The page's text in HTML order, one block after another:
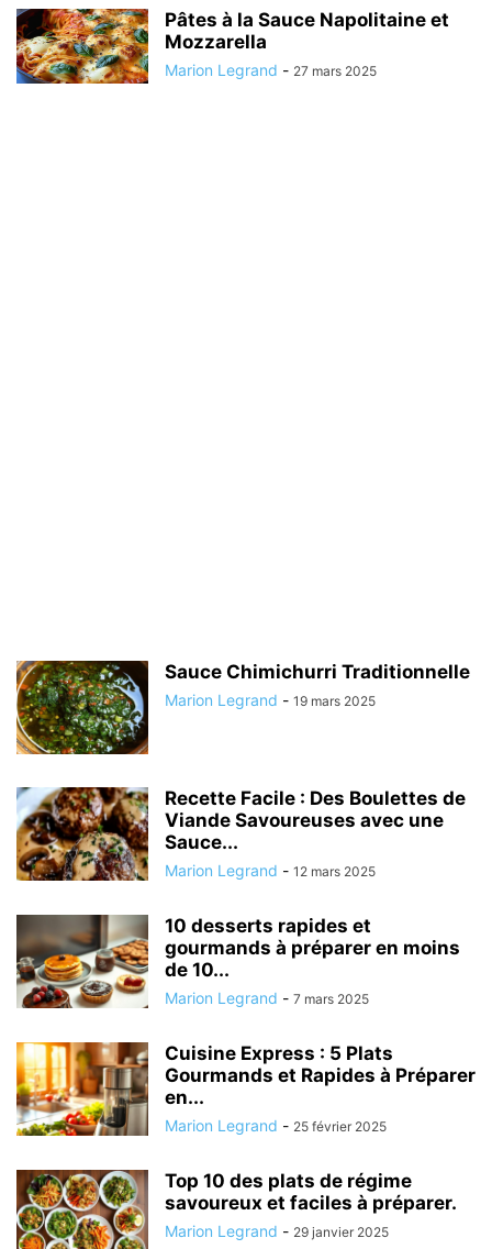
Pâtes à la Sauce Napolitaine et
Mozzarella
Marion Legrand - 27 mars 2025
Sauce Chimichurri Traditionnelle
Marion Legrand - 19 mars 2025
Recette Facile : Des Boulettes de
Viande Savoureuses avec une
Sauce...
Marion Legrand - 12 mars 2025
10 desserts rapides et
gourmands à préparer en moins
de 10...
Marion Legrand - 7 mars 2025
Cuisine Express : 5 Plats
Gourmands et Rapides à Préparer
en...
Marion Legrand - 25 février 2025
Top 10 des plats de régime
savoureux et faciles à préparer.
Marion Legrand - 29 janvier 2025